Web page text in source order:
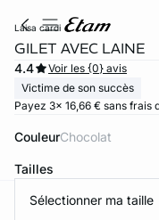
laisa cardi
GILET AVEC LAINE
4.4
Voir les {0} avis
Victime de son succès
Payez 3x 16,66 € sans frais
Couleur chocolat
Tailles
Sélectionner ma taille